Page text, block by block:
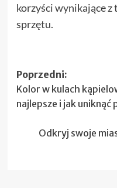
korzyści wynikające z
sprzętu.
Zobacz
wpisy
Poprzedni:
Kolor w kulach
najlepsze i jak uniknąć
Odkryj swoje